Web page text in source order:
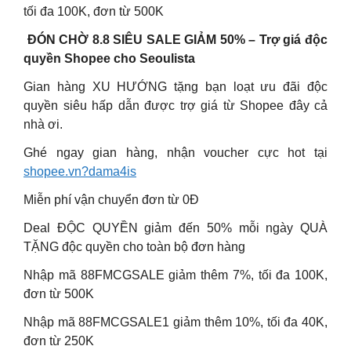
tối đa 100K, đơn từ 500K
️ ĐÓN CHỜ 8.8 SIÊU SALE GIẢM 50% – Trợ giá độc
quyền Shopee cho Seoulista
Gian hàng XU HƯỚNG tặng bạn loạt ưu đãi độc
quyền siêu hấp dẫn được trợ giá từ Shopee đây cả
nhà ơi.
Ghé ngay gian hàng, nhận voucher cực hot tại
shopee.vn?dama4is
Miễn phí vận chuyển đơn từ 0Đ
Deal ĐỘC QUYỀN giảm đến 50% mỗi ngày QUÀ
TẶNG độc quyền cho toàn bộ đơn hàng
Nhập mã 88FMCGSALE giảm thêm 7%, tối đa 100K,
đơn từ 500K
Nhập mã 88FMCGSALE1 giảm thêm 10%, tối đa 40K,
đơn từ 250K